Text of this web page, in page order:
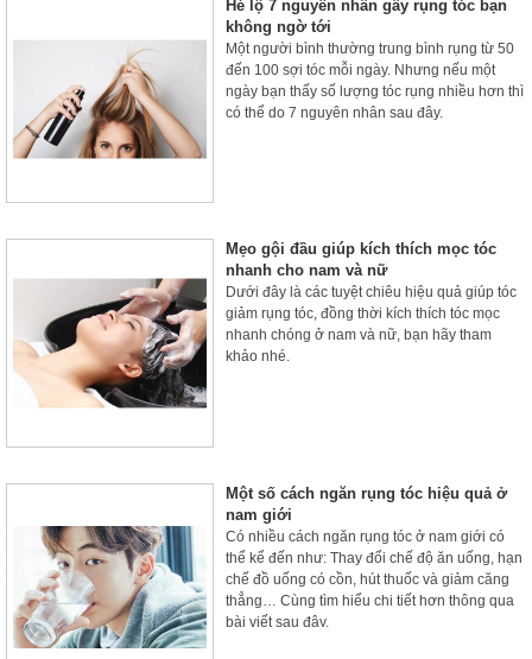
Hé lộ 7 nguyên nhân gây rụng tóc bạn
không ngờ tới
Một người bình thường trung bình rụng từ 50
đến 100 sợi tóc mỗi ngày. Nhưng nếu một
ngày bạn thấy số lượng tóc rụng nhiều hơn thì
có thể do 7 nguyên nhân sau đây.
Mẹo gội đầu giúp kích thích mọc tóc
nhanh cho nam và nữ
Dưới đây là các tuyệt chiêu hiệu quả giúp tóc
giảm rụng tóc, đồng thời kích thích tóc mọc
nhanh chóng ở nam và nữ, bạn hãy tham
khảo nhé.
Một số cách ngăn rụng tóc hiệu quả ở
nam giới
Có nhiều cách ngăn rụng tóc ở nam giới có
thể kể đến như: Thay đổi chế độ ăn uống, hạn
chế đồ uống có cồn, hút thuốc và giảm căng
thẳng… Cùng tìm hiểu chi tiết hơn thông qua
bài viết sau đây.